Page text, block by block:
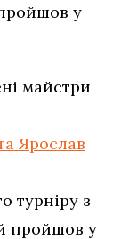
у
майстри
Ярослав
турніру з
пройшов у